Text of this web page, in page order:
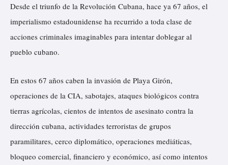
Desde el triunfo de la Revolución Cubana, hace ya 67 años, el
imperialismo estadounidense ha recurrido a toda clase de
acciones criminales imaginables para intentar doblegar al
pueblo cubano.
En estos 67 años caben la invasión de Playa Girón,
operaciones de la CIA, sabotajes, ataques biológicos contra
tierras agrícolas, cientos de intentos de asesinato contra la
dirección cubana, actividades terroristas de grupos
paramilitares, cerco diplomático, operaciones mediáticas,
bloqueo comercial, financiero y económico, así como intentos